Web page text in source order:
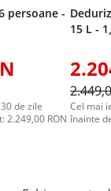
persoane -
de zile
2.249,00 RON
15 L -
Cel mai
înainte